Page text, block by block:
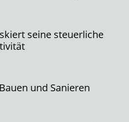
seine steuerliche
und Sanieren